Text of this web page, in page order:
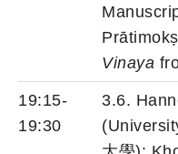
Vinaya
19:15-
19:30
3.6.